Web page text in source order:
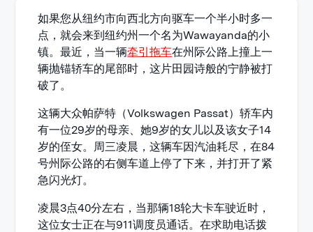
如果您从纽约市向西北方向驱车一个半小时多一
点，就会来到纽约州一个名为Wawayanda的小
镇。最近，当一辆牵引拖车在州际公路上撞上一
辆抛锚轿车的尾部时，这片田园诗般的宁静被打
破了。
这辆大众帕萨特（Volkswagen Passat）轿车内
有一位29岁的母亲、她9岁的女儿以及该女子14
岁的侄女。周三凌晨，这辆车因汽油耗尽，在84
号州际公路的右侧车道上停了下来，并打开了紧
急闪光灯。
凌晨3点40分左右，当那辆18轮大卡车驶近时，
这位女士正在与911调度员通话。在求助电话拨